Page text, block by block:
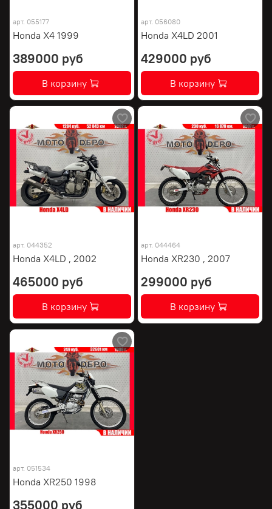
арт. 055177
Honda X4 1999
389000 руб
В корзину
арт. 056080
Honda X4LD 2001
429000 руб
В корзину
арт. 044352
Honda X4LD , 2002
465000 руб
В корзину
арт. 044464
Honda XR230 , 2007
299000 руб
В корзину
арт. 051534
Honda XR250 1998
355000 руб